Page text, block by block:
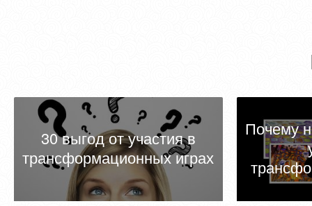
30 выгод от участия в
трансформационных играх
Почему